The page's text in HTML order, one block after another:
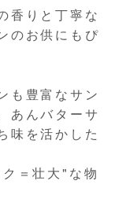
香りと丁寧な
のお供にもぴ
も豊富なサン
あんバターサ
味を活かした
＝壮大"な物